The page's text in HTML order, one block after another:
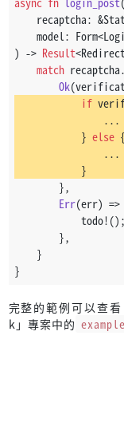
recaptcha:
model:
) -> Result
match recaptcha.
Ok
if
                ...
            }
else {
                ...
            }
        },
Err(err)
            todo!();
        },
    }
}
完整的範例可以查
k」專案中的